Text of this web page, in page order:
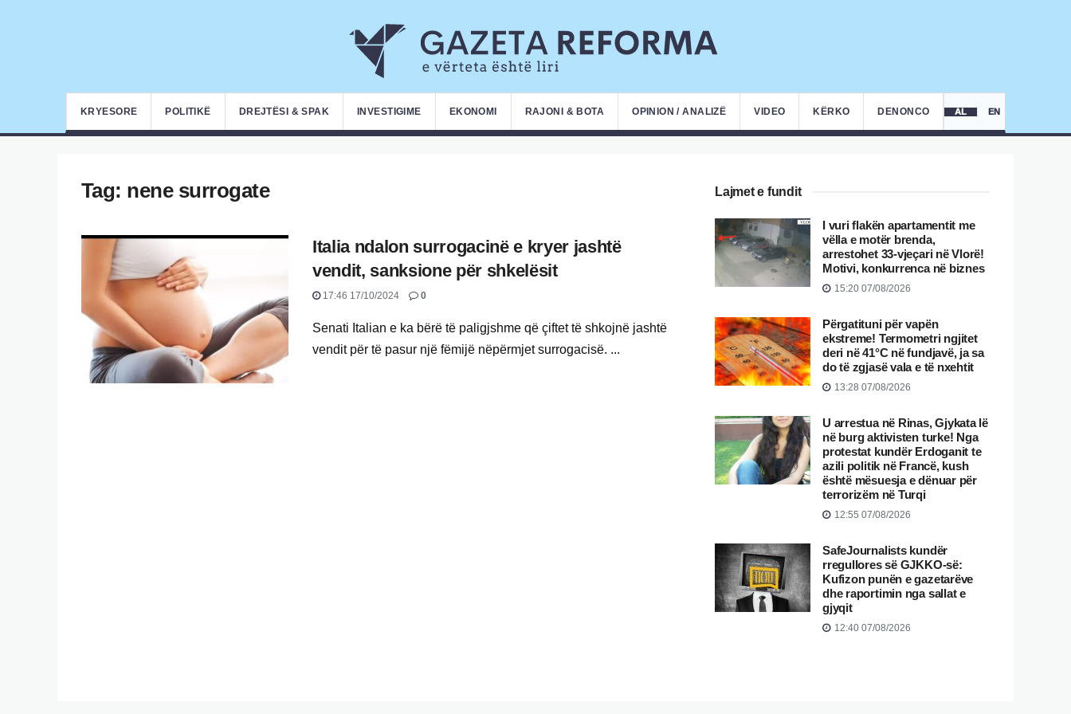
KRYESORE POLITIKË DREJTËSI & SPAK INVESTIGIME EKONOMI RAJONI & BOTA OPINION / ANALIZË VIDEO KËRKO DENONCO AL EN
Tag: nene surrogate
Italia ndalon surrogacinë e kryer jashtë
vendit, sanksione për shkelësit
17:46 17/10/2024 0
Senati Italian e ka bërë të paligjshme që çiftet të shkojnë jashtë
vendit për të pasur një fëmijë nëpërmjet surrogacisë. ...
Lajmet e fundit
I vuri flakën apartamentit me
vëlla e motër brenda,
arrestohet 33-vjeçari në Vlorë!
Motivi, konkurrenca në biznes
15:20 07/08/2026
Përgatituni për vapën
ekstreme! Termometri ngjitet
deri në 41°C në fundjavë, ja sa
do të zgjasë vala e të nxehtit
13:28 07/08/2026
U arrestua në Rinas, Gjykata lë
në burg aktivisten turke! Nga
protestat kundër Erdoganit te
azili politik në Francë, kush
është mësuesja e dënuar për
terrorizëm në Turqi
12:55 07/08/2026
SafeJournalists kundër
rregullores së GJKKO-së:
Kufizon punën e gazetarëve
dhe raportimin nga sallat e
gjyqit
12:40 07/08/2026